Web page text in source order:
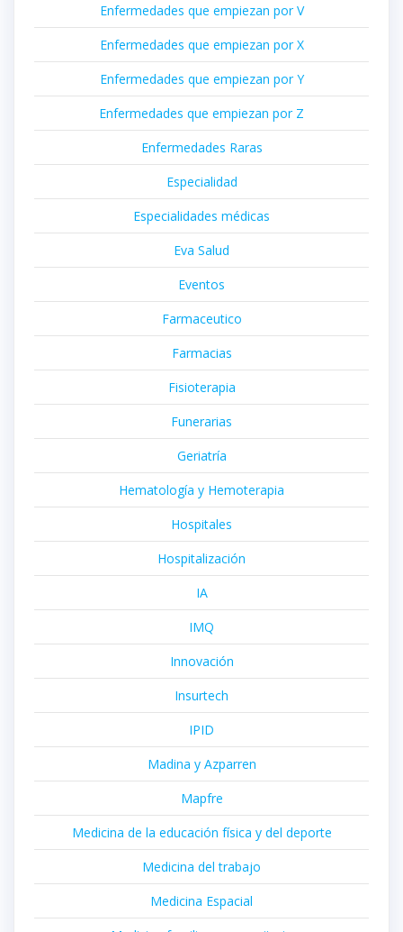
Enfermedades que empiezan por V
Enfermedades que empiezan por X
Enfermedades que empiezan por Y
Enfermedades que empiezan por Z
Enfermedades Raras
Especialidad
Especialidades médicas
Eva Salud
Eventos
Farmaceutico
Farmacias
Fisioterapia
Funerarias
Geriatría
Hematología y Hemoterapia
Hospitales
Hospitalización
IA
IMQ
Innovación
Insurtech
IPID
Madina y Azparren
Mapfre
Medicina de la educación física y del deporte
Medicina del trabajo
Medicina Espacial